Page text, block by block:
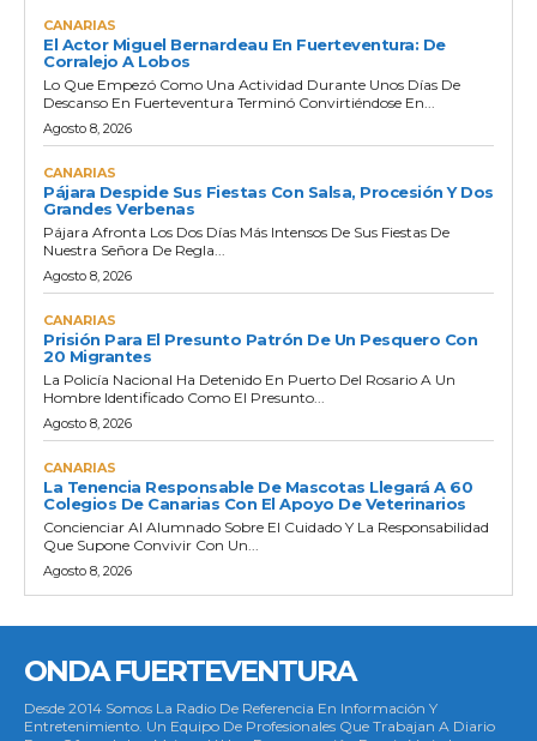
CANARIAS
El Actor Miguel Bernardeau En Fuerteventura: De
Corralejo A Lobos
Lo Que Empezó Como Una Actividad Durante Unos Días De
Descanso En Fuerteventura Terminó Convirtiéndose En...
Agosto 8, 2026
CANARIAS
Pájara Despide Sus Fiestas Con Salsa, Procesión Y Dos
Grandes Verbenas
Pájara Afronta Los Dos Días Más Intensos De Sus Fiestas De
Nuestra Señora De Regla...
Agosto 8, 2026
CANARIAS
Prisión Para El Presunto Patrón De Un Pesquero Con
20 Migrantes
La Policía Nacional Ha Detenido En Puerto Del Rosario A Un
Hombre Identificado Como El Presunto...
Agosto 8, 2026
CANARIAS
La Tenencia Responsable De Mascotas Llegará A 60
Colegios De Canarias Con El Apoyo De Veterinarios
Concienciar Al Alumnado Sobre El Cuidado Y La Responsabilidad
Que Supone Convivir Con Un...
Agosto 8, 2026
ONDA FUERTEVENTURA
Desde 2014 Somos La Radio De Referencia En Información Y
Entretenimiento. Un Equipo De Profesionales Que Trabajan A Diario